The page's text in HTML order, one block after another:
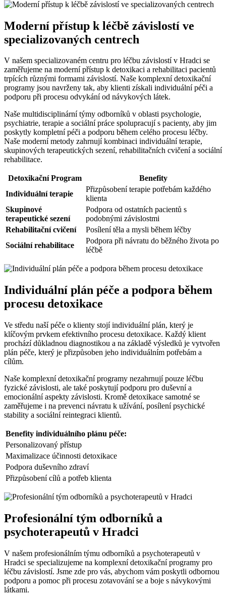
Moderní přístup k léčbě závislostí ve
specializovaných centrech
V našem specializovaném centru pro léčbu závislostí v Hradci se
zaměřujeme na moderní přístup k detoxikaci a rehabilitaci pacientů
trpících různými formami závislostí. Naše komplexní detoxikační
programy jsou navrženy tak, aby klienti získali individuální péči a
podporu při procesu odvykání od návykových látek.
Naše multidisciplinární týmy odborníků v oblasti psychologie,
psychiatrie, terapie a sociální práce spolupracují s pacienty, aby jim
poskytly kompletní péči a podporu během celého procesu léčby.
Naše moderní metody zahrnují kombinaci individuální terapie,
skupinových terapeutických sezení, rehabilitačních cvičení a sociální
rehabilitace.
Detoxikační Program
Benefity
Individuální terapie
Přizpůsobení terapie potřebám každého
klienta
Skupinové
terapeutické sezení
Podpora od ostatních pacientů s
podobnými závislostmi
Rehabilitační cvičení
Posílení těla a mysli během léčby
Sociální rehabilitace
Podpora při návratu do běžného života po
léčbě
Individuální plán péče a podpora během
procesu detoxikace
Ve středu naší péče o klienty stojí individuální plán, který je
klíčovým prvkem efektivního procesu detoxikace. Každý klient
prochází důkladnou diagnostikou a na základě výsledků je vytvořen
plán péče, který je přizpůsoben jeho individuálním potřebám a
cílům.
Naše komplexní detoxikační programy nezahrnují pouze léčbu
fyzické závislosti, ale také poskytují podporu pro duševní a
emocionální aspekty závislosti. Kromě detoxikace samotné se
zaměřujeme i na prevenci návratu k užívání, posílení psychické
stability a sociální reintegraci klientů.
Benefity individuálního plánu péče:
Personalizovaný přístup
Maximalizace účinnosti detoxikace
Podpora duševního zdraví
Přizpůsobení cílů a potřeb klienta
Profesionální tým odborníků a
psychoterapeutů v Hradci
V našem profesionálním týmu odborníků a psychoterapeutů v
Hradci se specializujeme na komplexní detoxikační programy pro
léčbu závislostí. Jsme zde pro vás, abychom vám poskytli odbornou
podporu a pomoc při procesu zotavování se a boje s návykovými
látkami.